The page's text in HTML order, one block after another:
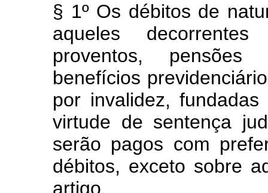
§ 1º Os débitos de
aqueles
proventos, pensões
benefícios
por invalidez,
virtude de sentença
serão pagos com
débitos, exceto sobre
artigo.